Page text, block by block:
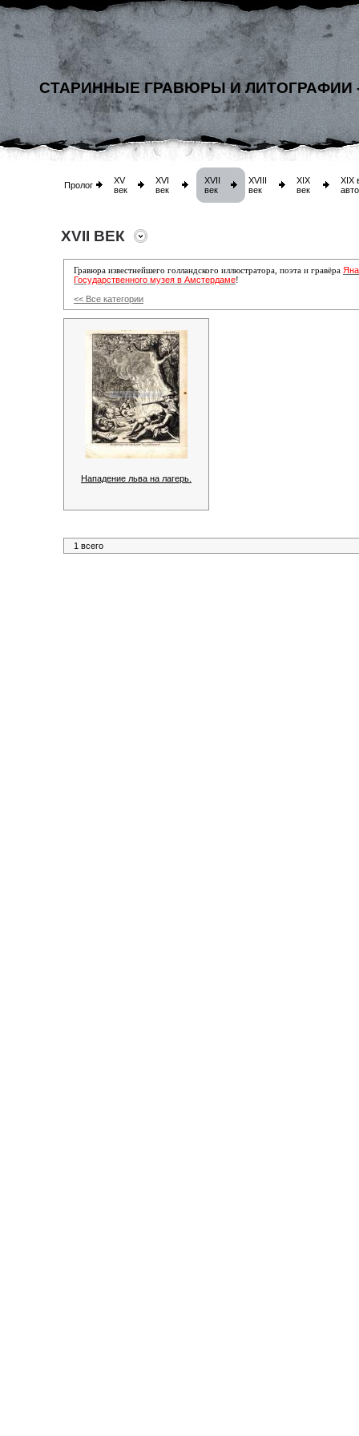
СТАРИННЫЕ ГРАВЮРЫ И ЛИТОГРАФИИ
Пролог
XV
век
XVI
век
XVII
век
XVIII
век
XIX
век
XIX
XVII ВЕК
Гравюра известнейшего голландского иллюстратора, поэта и гравёра
Государственного музея в Амстердаме!
<< Все категории
Нападение льва на лагерь.
1 всего